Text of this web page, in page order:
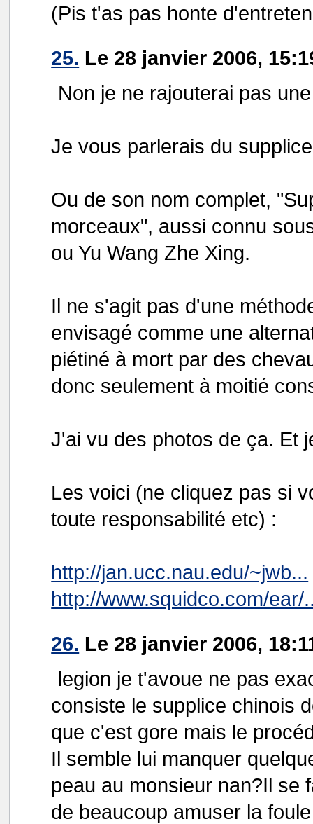
(Pis t'as pas honte
25. Le 28 janvier 2006,
Non je ne rajouterai pas
Je vous parlerais du
Ou de son nom complet,
morceaux", aussi connu
ou Yu Wang Zhe Xing.
Il ne s'agit pas d'une
envisagé comme une
piétiné à mort par des
donc seulement à moitié
J'ai vu des photos de ça. Et
Les voici (ne cliquez pas si
toute responsabilité etc) :
http://jan.ucc.nau.edu/~jwb...
http://www.squidco.com/ear/
26. Le 28 janvier 2006,
legion je t'avoue ne pas
consiste le supplice chinois
que c'est gore mais le
Il semble lui manquer
peau au monsieur nan?Il se
de beaucoup amuser la